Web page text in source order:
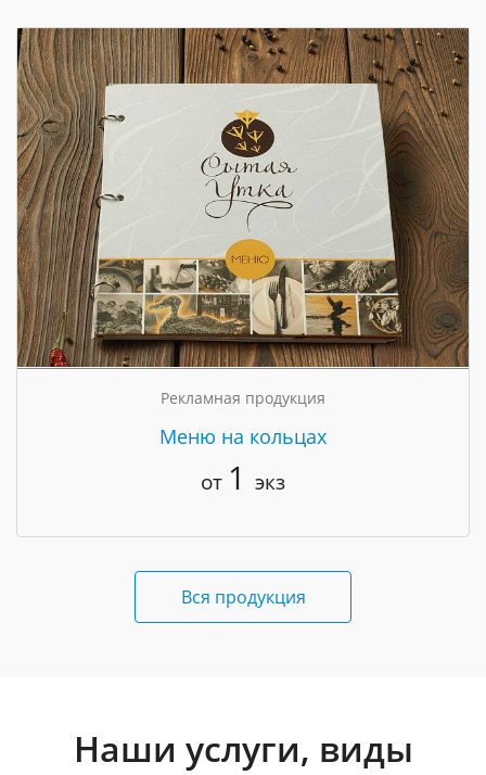
Рекламная продукция
Меню на кольцах
от 1 экз
Вся продукция
Наши услуги, виды